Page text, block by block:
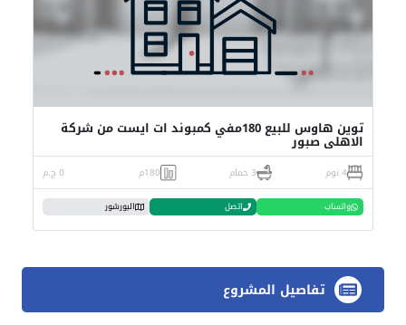
توين هاوس للبيع 180مفي كمبوند ات ايست من شركة
الاهلي صبور
4 نوم 3 حمام 180م 0 ج.م
واتساب اتصل البورشور
تفاصيل المشروع